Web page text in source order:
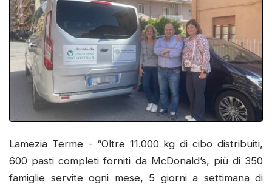
Lamezia Terme - “Oltre 11.000 kg di cibo distribuiti,
600 pasti completi forniti da McDonald’s, più di 350
famiglie servite ogni mese, 5 giorni a settimana di